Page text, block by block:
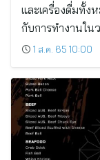
และเครื่องดื่มทั้ง
กับการทำงานใน
1 ส.ค. 65 10:00